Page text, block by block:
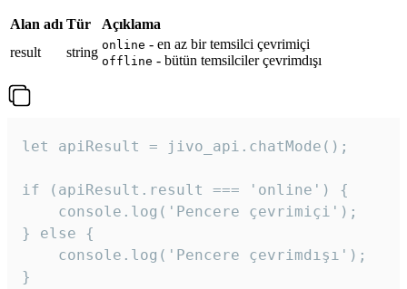
Alan adı Tür
Açıklama
result
string online - en az bir temsilci çevrimiçi
offline - bütün temsilciler çevrimdışı
let apiResult = jivo_api.chatMode();
if (apiResult.result === 'online') {
    console.log('Pencere çevrimiçi');
} else {
    console.log('Pencere çevrimdışı');
}